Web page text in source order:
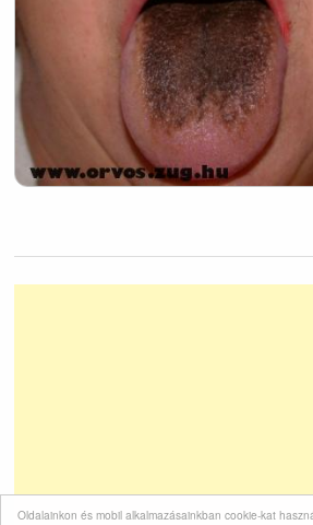
Oldalainkon és mobil alkalmazásainkban cookie-kat